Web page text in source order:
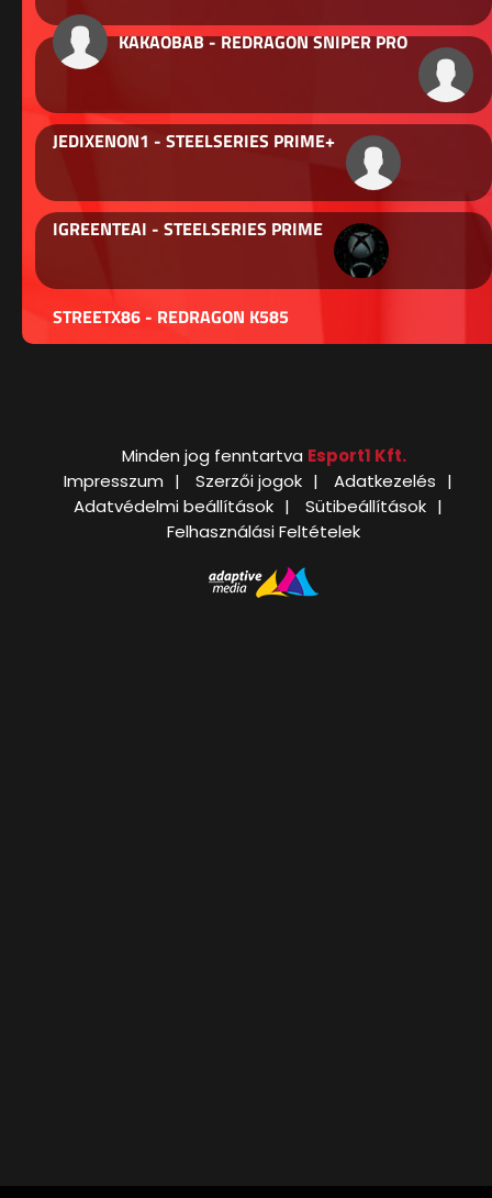
KAKAOBAB - REDRAGON SNIPER PRO
JEDIXENON1 - STEELSERIES PRIME+
IGREENTEAI - STEELSERIES PRIME
STREETX86 - REDRAGON K585
Minden jog fenntartva Esport1 Kft.
Impresszum
Szerzői jogok
Adatkezelés
Adatvédelmi beállítások
Sütibeállítások
Felhasználási Feltételek